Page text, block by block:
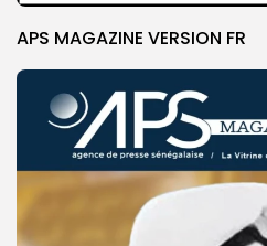
APS MAGAZINE VERSION FR